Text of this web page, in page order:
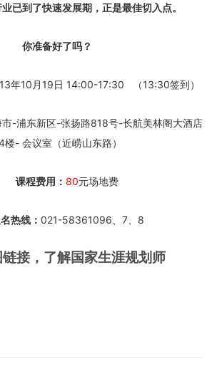
已到了快速发展期，正是最佳切入点。
你准备好了吗？
年10月19日 14:00-17:30 （13:30签到）
市-浦东新区-张扬路818号-长航美林阁大酒店
楼- 会议室（近崂山东路）
课程费用： 80元场地费
热线： 021-58361096、7、8
接，了解国家生涯规划师